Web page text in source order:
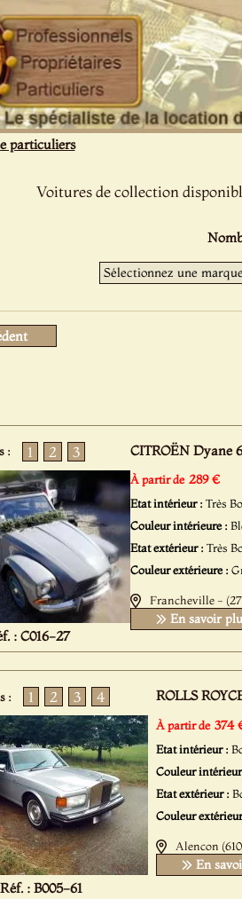
particuliers
Voitures de collection
: 1 2 3
: C016-27
CITROËN Dyane
À partir de 289 €
Etat intérieur : Très
Couleur intérieure :
Etat extérieur : Très
Couleur extérieure :
Francheville -
En savoir
: 1 2 3 4
Réf. : B005-61
ROLLS
À partir de 374
Etat intérieur :
Couleur
Etat extérieur :
Couleur
Alencon
En